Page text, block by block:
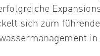
sich zum
in